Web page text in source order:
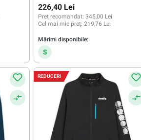
petrol blue/fuse teal
226,40 Lei
Preț recomandat: 345,00 Lei
Cel mai mic preț: 219,76 Lei
Mărimi disponibile:
S
REDUCERI